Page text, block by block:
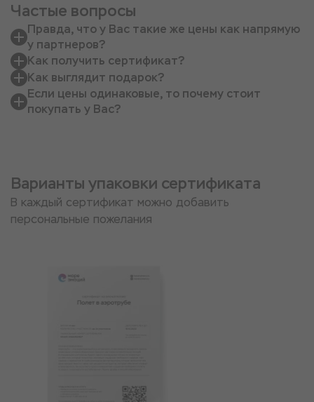
Частые вопросы
Правда, что у Вас такие же цены как напрямую
у партнеров?
Как получить сертификат?
Как выглядит подарок?
Если цены одинаковые, то почему стоит
покупать у Вас?
Варианты упаковки сертификата
В каждый сертификат можно добавить
персональные пожелания